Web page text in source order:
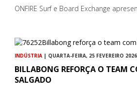
ONFIRE Surf e Board Exchange
INDÚSTRIA | QUARTA-FEIRA, 25 FEVEREIRO 2026
BILLABONG REFORÇA O TEAM
SALGADO